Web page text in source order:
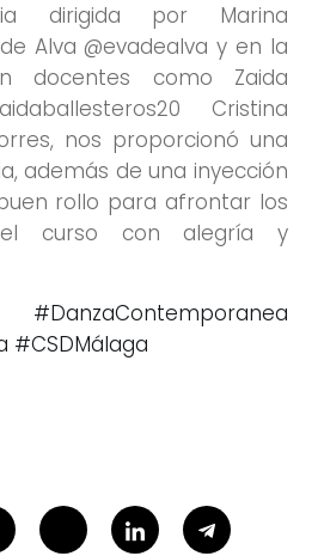
dirigida por Marina
Alva @evadealva y en la
docentes como Zaida
Cristina
nos proporcionó una
además de una inyección
rollo para afrontar los
curso con alegría y
#DanzaContemporanea
#CSDMálaga